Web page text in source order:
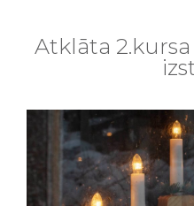
Atklāta